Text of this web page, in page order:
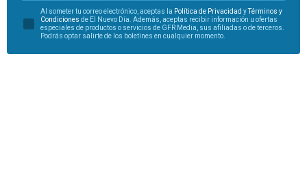
Al someter tu correo electrónico, aceptas la Política de Privacidad yTérminos y
Condiciones de El Nuevo Día. Además, aceptas recibir información u ofertas
especiales de productos o servicios de GFR Media, sus afiliadas o de terceros.
Podrás optar salirte de los boletines en cualquier momento.